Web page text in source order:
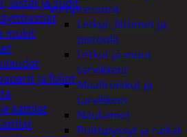
kompressorit
Letkut, liittimet ja
pistoolit
Letkut ja muut
tarvikkeet
Maaliruiskut ja
tarvikkeet
Naulaimet
Pulttipyssyt ja räikät
mukit
ja foliot
kattilat